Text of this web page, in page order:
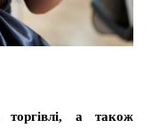
а також